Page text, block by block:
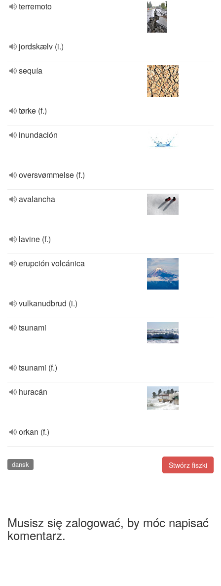
terremoto
jordskælv (i.)
sequía
tørke (f.)
inundación
oversvømmelse (f.)
avalancha
lavine (f.)
erupción volcánica
vulkanudbrud (i.)
tsunami
tsunami (f.)
huracán
orkan (f.)
Stwórz fiszki
dansk
Musisz się zalogować, by móc napisać
komentarz.